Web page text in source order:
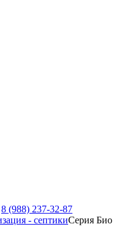
8 (988) 237-32-87
- септикиСерия Био